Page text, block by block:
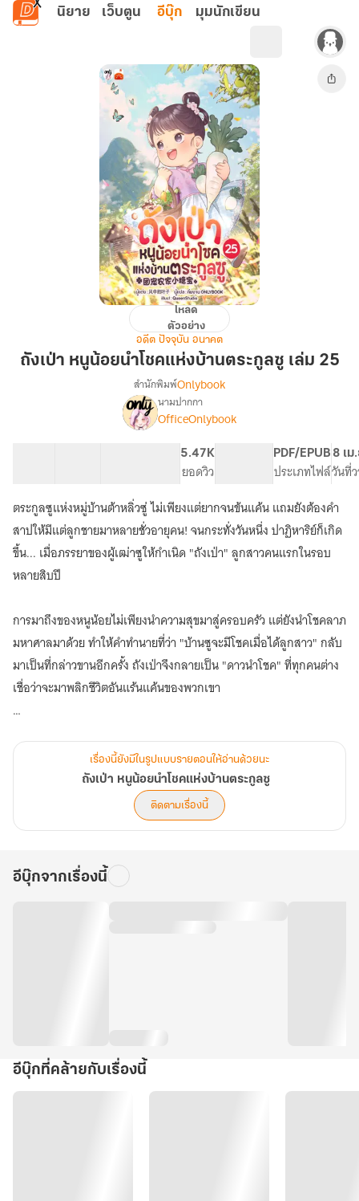
ข้ามไปยังเนื้อหาหลัก
นิยาย เว็บตูน อีบุ๊ก มุมนักเขียน
หนู
โชค
ซู
เล่ม
25
โหลด
ตัวอย่าง
อดีต ปัจจุบัน อนาคต
ถังเป่า หนูน้อยนำโชคแห่งบ้านตระกูลซู เล่ม 25
เรื่อง
ถัง
เป่า
หนู
น้อย
นำ
โชค
แห่ง
บ้าน
ตระกูล
สำนักพิมพ์Onlybook
นามปากกา
OfficeOnlybook
5.47K
ยอดวิว
PDF/EPUB
ประเภทไฟล์
8 เ
วันที่
ตระกูลซูแห่งหมู่บ้านต้าหลิ่วซู่ ไม่เพียงแต่ยากจนข้นแค้น แถมยังต้องคำ
สาปให้มีแต่ลูกชายมาหลายชั่วอายุคน! จนกระทั่งวันหนึ่ง ปาฏิหาริย์ก็เกิด
ขึ้น... เมื่อภรรยาของผู้เฒ่าซูให้กำเนิด "ถังเป่า" ลูกสาวคนแรกในรอบ
หลายสิบปี
การมาถึงของหนูน้อยไม่เพียงนำความสุขมาสู่ครอบครัว แต่ยังนำโชคลาภ
มหาศาลมาด้วย ทำให้คำทำนายที่ว่า "บ้านซูจะมีโชคเมื่อได้ลูกสาว" กลับ
มาเป็นที่กล่าวขานอีกครั้ง ถังเป่าจึงกลายเป็น "ดาวนำโชค" ที่ทุกคนต่าง
เชื่อว่าจะมาพลิกชีวิตอันแร้นแค้นของพวกเขา
ถึงของถังเป่าได้เปลี่ยนทุกอย่างไปตลอดกาล และนี่คือเรื่องราวของเด็ก
หญิงตัวน้อยที่จะนำพาความสุขและความมั่งคั่งมาสู่ครอบครัวอย่างที่ไม่มี
ใครเคยจินตนาการถึง! (บทที่ 961-1000)
เรื่องนี้ยังมีในรูปแบบรายตอนให้อ่านด้วยนะ
ถังเป่า หนูน้อยนำโชคแห่งบ้านตระกูลซู
ติดตามเรื่องนี้
อีบุ๊กจากเรื่องนี้
อีบุ๊กที่คล้ายกับเรื่องนี้